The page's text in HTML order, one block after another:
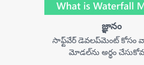
జ్ఞానం
సాఫ్ట్‌వేర్ డెవలప్‌మెంట్ కోసం
మోడల్‌ను అర్థం